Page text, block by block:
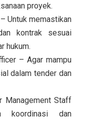
proyek.
Untuk memastikan
kontrak sesuai
hukum.
– Agar mampu
dalam tender dan
Management Staff
koordinasi dan